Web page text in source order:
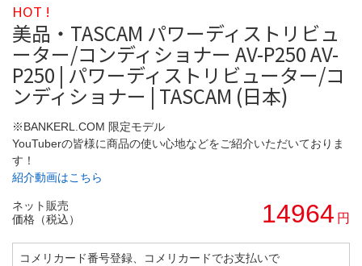
HOT !
美品・TASCAM パワーディストリビュ
ーター/コンディショナー AV-P250 AV-
P250 | パワーディストリビューター/コ
ンディショナー | TASCAM (日本)
※BANKERL.COM 限定モデル
YouTuberの皆様に商品の使い心地などをご紹介いただいておりま
す！
紹介動画はこちら
ネット販売
価格（税込）
14964 円
コメリカード番号登録、コメリカードでお支払いで